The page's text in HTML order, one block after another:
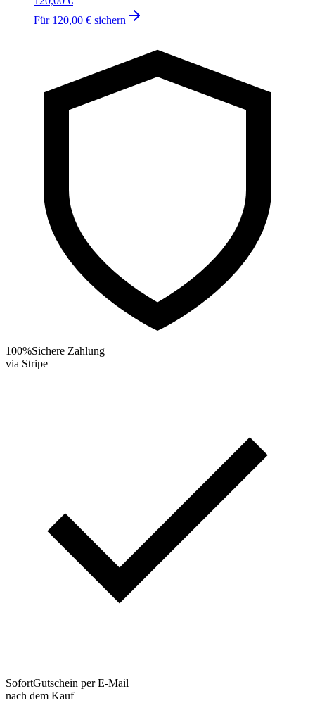
Für 120,00 € sichern
100%Sichere Zahlung
via Stripe
SofortGutschein per E-Mail
nach dem Kauf